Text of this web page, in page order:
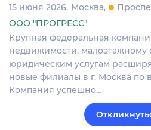
15 июня 2026 Москва
ООО "ПРОГРЕСС"
Крупная федеральная
недвижимости, малоэтажному
юридическим услугам
новые филиалы в г. Москва по
Компания успешно…